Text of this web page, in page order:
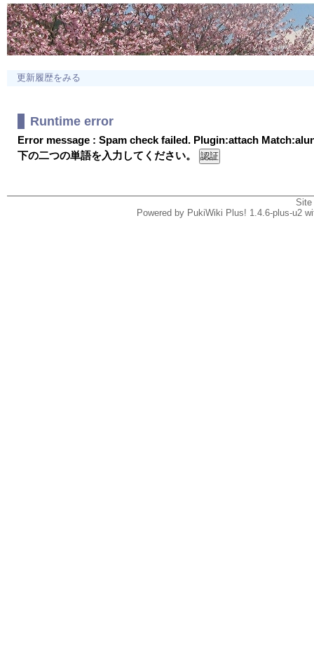
更新履歴をみる
Runtime error
Error message : Spam check failed. Plugin:attach
下の二つの単語を入力してください。
Powered by PukiWiki Plus! 1.4.6-plus-u2